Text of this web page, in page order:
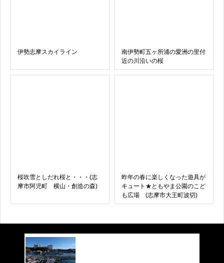
伊勢志摩スカイライン
南伊勢町五ヶ所浦の愛洲の里付
近の川沿いの桜
桜吹雪としだれ桜と・・・(志
摩市阿児町 横山・創造の森)
昨年の春に楽しくなった遊具が
キュート★ともやま公園のこど
も広場 (志摩市大王町波切)